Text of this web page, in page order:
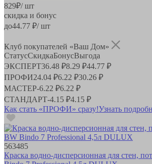
829₽/ шт
скидка и бонус
до44.77 ₽/ шт
Клуб покупателей «Ваш Дом»
СтатусСкидкаБонусВыгода
ЭКСПЕРТ36.48 ₽8.29 ₽44.77 ₽
ПРОФИ24.04 ₽6.22 ₽30.26 ₽
МАСТЕР-6.22 ₽6.22 ₽
СТАНДАРТ-4.15 ₽4.15 ₽
Как стать «ПРОФИ» сразу!Узнать
563485
Краска водно-дисперсионная для стен,